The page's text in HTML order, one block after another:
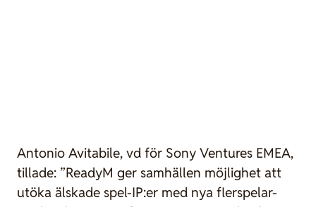
Antonio Avitabile, vd för Sony Ventures EMEA,
tillade: ”ReadyM ger samhällen möjlighet att
utöka älskade spel-IP:er med nya flerspelar-